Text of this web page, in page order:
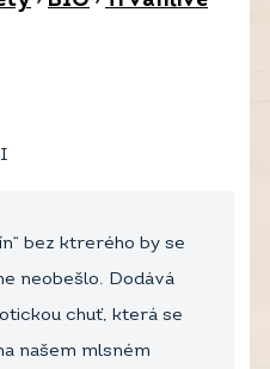
bez ktrerého by se
neobešlo. Dodává
chuť, která se
našem mlsném